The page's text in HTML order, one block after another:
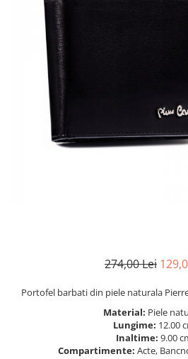
274,00 Lei
Portofel barbati din piele naturala Pierre
Material: Piele
Lungime: 12.00
Inaltime: 9.00
Compartimente: Acte,